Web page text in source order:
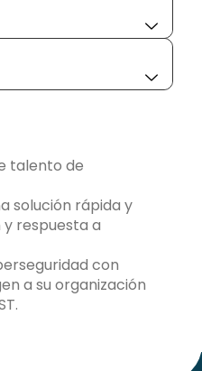
talento de
solución rápida y
respuesta a
con
a su organización